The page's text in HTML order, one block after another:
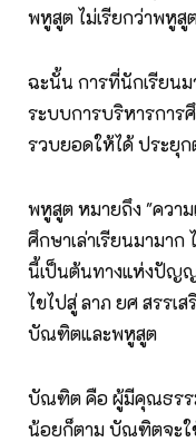
พหูสูต ไม่เรียกว่าพหูสู
ฉะนั้น การที่นักเรียนม
ระบบการบริหารการ
รวบยอดให้ได้ ประยุก
พหูสูต หมายถึง "ควา
ศึกษาเล่าเรียนมามา
นี้เป็นต้นทางแห่งปัญ
ไขไปสู่ ลาภ ยศ สรรเ
บัณฑิตและพหูสูต
บัณฑิต คือ ผู้มีคุณธรร
น้อยก็ตาม บัณฑิตจะใ